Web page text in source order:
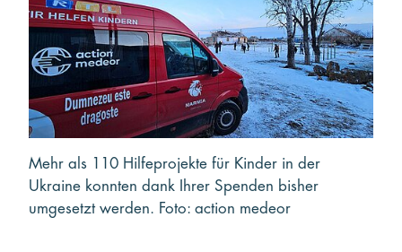
Mehr als 110 Hilfeprojekte für Kinder in der
Ukraine konnten dank Ihrer Spenden bisher
umgesetzt werden. Foto: action medeor